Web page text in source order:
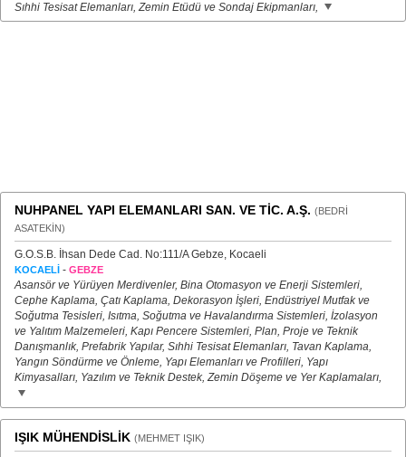
Sıhhi Tesisat Elemanları, Zemin Etüdü ve Sondaj Ekipmanları,
NUHPANEL YAPI ELEMANLARI SAN. VE TİC. A.Ş. (BEDRİ
ASATEKİN)
G.O.S.B. İhsan Dede Cad. No:111/A Gebze, Kocaeli
KOCAELİ - GEBZE
Asansör ve Yürüyen Merdivenler, Bina Otomasyon ve Enerji Sistemleri,
Cephe Kaplama, Çatı Kaplama, Dekorasyon İşleri, Endüstriyel Mutfak ve
Soğutma Tesisleri, Isıtma, Soğutma ve Havalandırma Sistemleri, İzolasyon
ve Yalıtım Malzemeleri, Kapı Pencere Sistemleri, Plan, Proje ve Teknik
Danışmanlık, Prefabrik Yapılar, Sıhhi Tesisat Elemanları, Tavan Kaplama,
Yangın Söndürme ve Önleme, Yapı Elemanları ve Profilleri, Yapı
Kimyasalları, Yazılım ve Teknik Destek, Zemin Döşeme ve Yer Kaplamaları,
IŞIK MÜHENDİSLİK (MEHMET IŞIK)